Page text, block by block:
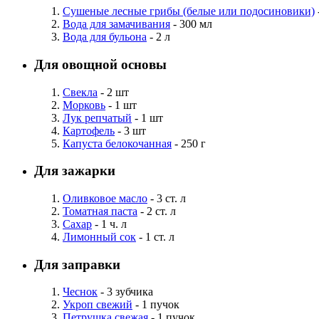
Сушеные лесные грибы (белые или подосиновики)
Вода для замачивания - 300 мл
Вода для бульона - 2 л
Для овощной основы
Свекла - 2 шт
Морковь - 1 шт
Лук репчатый - 1 шт
Картофель - 3 шт
Капуста белокочанная - 250 г
Для зажарки
Оливковое масло - 3 ст. л
Томатная паста - 2 ст. л
Сахар - 1 ч. л
Лимонный сок - 1 ст. л
Для заправки
Чеснок - 3 зубчика
Укроп свежий - 1 пучок